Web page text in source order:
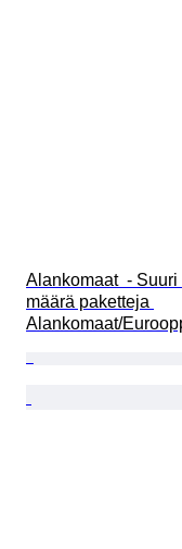
Alankomaat  - Suuri
määrä paketteja
Alankomaat/